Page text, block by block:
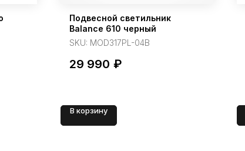
Подвесной светильник
Balance 610 черный
SKU: MOD317PL-04B
29 990 ₽
В корзину